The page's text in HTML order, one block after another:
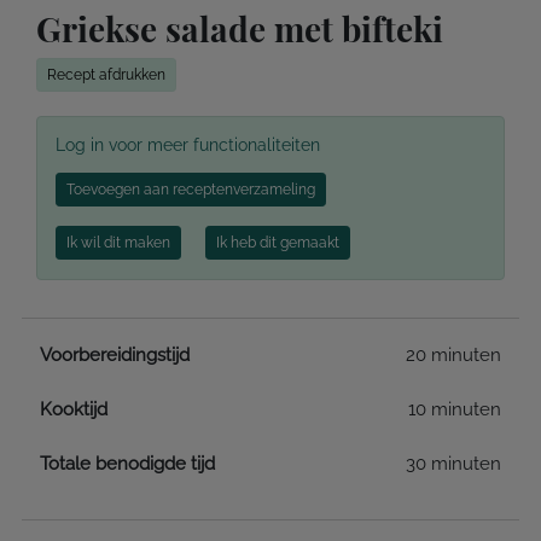
Griekse salade met bifteki
Recept afdrukken
Log in voor meer functionaliteiten
Toevoegen aan receptenverzameling
Ik wil dit maken Ik heb dit gemaakt
Voorbereidingstijd 20 minuten
Kooktijd 10 minuten
Totale benodigde tijd 30 minuten